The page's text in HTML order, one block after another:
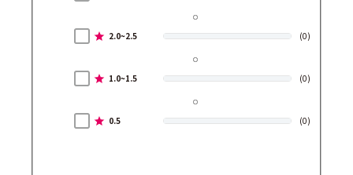
2.0~2.5 (0)
1.0~1.5 (0)
0.5 (0)